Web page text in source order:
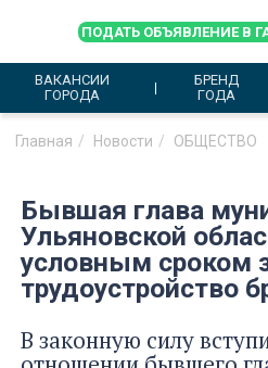
ПОДАТЬ ОБЪЯВЛЕНИЕ В
ВАКАНСИИ
ГОРОДА
БРЕНД
ГОДА
Главная Новости ОБЩЕСТВО
Бывшая глава
Ульяновской
условным сроком
трудоустройство
В законную силу